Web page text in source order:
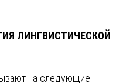
ЛИНГВИСТИЧЕСКОЙ
на следующие